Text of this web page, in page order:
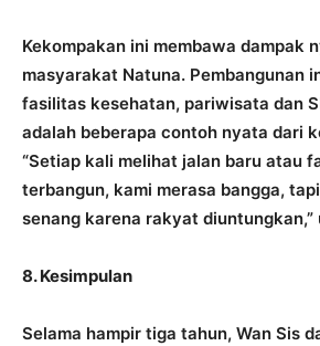
Kekompakan ini membawa dampak
masyarakat Natuna. Pembangunan
fasilitas kesehatan, pariwisata dan
adalah beberapa contoh nyata dari
“Setiap kali melihat jalan baru atau
terbangun, kami merasa bangga,
senang karena rakyat diuntungkan,”
8. Kesimpulan
Selama hampir tiga tahun, Wan Sis